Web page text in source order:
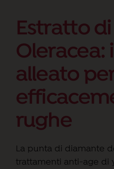
Estratto
Oleracea:
alleato
rughe
La punta di diamante
trattamenti anti-age di